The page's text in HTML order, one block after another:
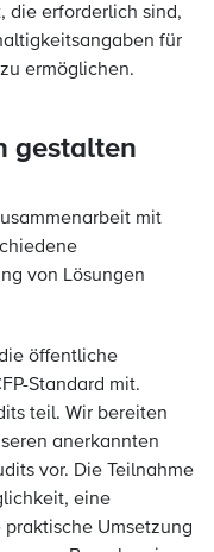
die erforderlich sind,
für
ermöglichen.
gestalten
mit
von Lösungen
öffentliche
Standard mit.
teil. Wir bereiten
anerkannten
vor. Die Teilnahme
eine
Umsetzung